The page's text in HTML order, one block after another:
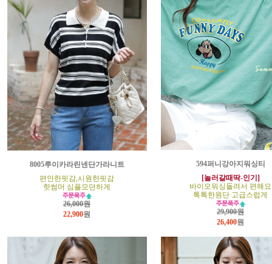
8005루이카라린넨단가라니트
편안한핏감,시원한핏감
핫썸머 심플모던하게
26,000원
22,900원
594퍼니강아지워싱티
[놀러갈때딱-인기]
바이오워싱돌려서 편해요
톡톡한원단 고급스럽게
29,900원
26,400원